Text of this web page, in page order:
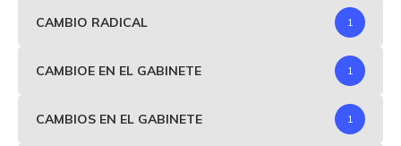
CAMBIO RADICAL 1
CAMBIOE EN EL GABINETE 1
CAMBIOS EN EL GABINETE 1